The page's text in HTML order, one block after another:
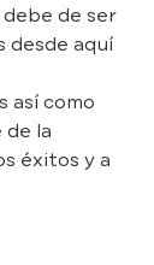
debe de ser
desde aquí
así como
la
éxitos y a